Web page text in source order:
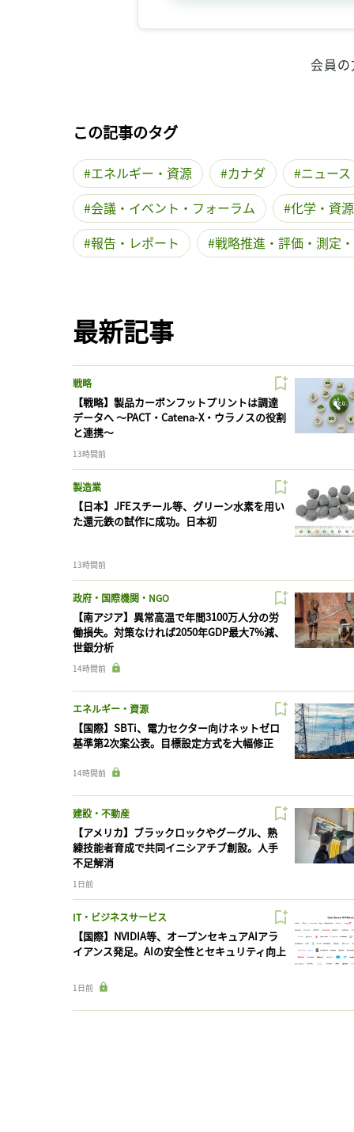
会員の
この記事のタグ
エネルギー・資源 カナダ ニュース
会議・イベント・フォーラム
化学・資
報告・レポート
戦略推進・評価・測定
最新記事
戦略
【戦略】製品カーボンフットプリントは調達
データへ 〜PACT・Catena-X・ウラノスの役割
と連携〜
13時間前
製造業
【日本】JFEスチール等、グリーン水素を用い
た還元鉄の試作に成功。日本初
13時間前
政府・国際機関・NGO
【南アジア】異常高温で年間3100万人分の労
働損失。対策なければ2050年GDP最大7%減、
世銀分析
14時間前
エネルギー・資源
【国際】SBTi、電力セクター向けネットゼロ
基準第2次案公表。目標設定方式を大幅修正
14時間前
建設・不動産
【アメリカ】ブラックロックやグーグル、熟
練技能者育成で共同イニシアチブ創設。人手
不足解消
1日前
IT・ビジネスサービス
【国際】NVIDIA等、オープンセキュアAIアラ
イアンス発足。AIの安全性とセキュリティ向上
1日前